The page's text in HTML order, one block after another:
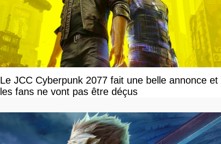
Le JCC Cyberpunk 2077 fait une belle annonce et
les fans ne vont pas être déçus